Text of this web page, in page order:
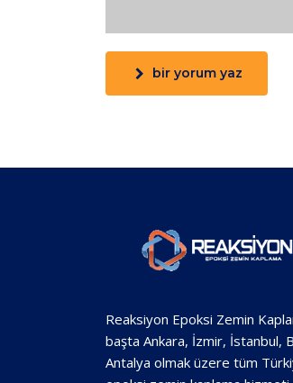
bir yorum yaz
Reaksiyon Epoksi Zemin
başta Ankara, İzmir, İstanbul,
Antalya olmak üzere tüm